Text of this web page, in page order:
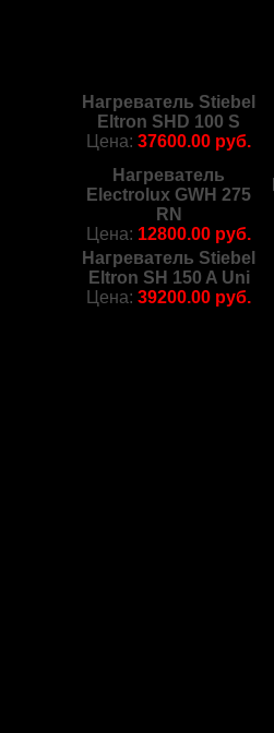
Нагреватель Stiebel
Eltron SHD 100 S
Цена:37600.00 руб.
Нагреватель
Electrolux GWH 275
RN
Цена: 12800.00 руб.
Нагреватель Stiebel
Eltron SH 150 A Uni
Цена:39200.00 руб.